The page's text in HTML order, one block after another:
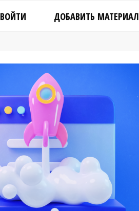
ВОЙТИ ДОБАВИТЬ МАТЕРИАЛ